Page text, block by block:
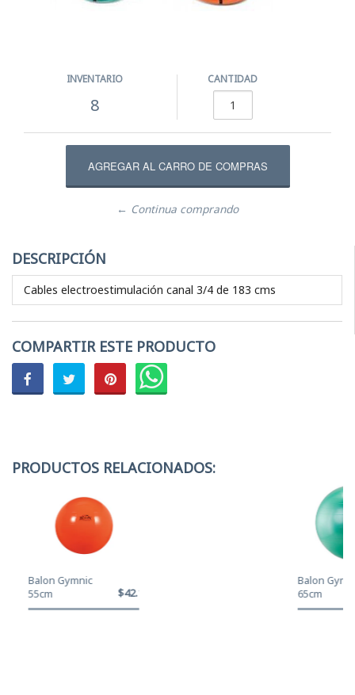
INVENTARIO
8
CANTIDAD
← Continua comprando
DESCRIPCIÓN
Cables electroestimulación canal 3/4 de 183 cms
COMPARTIR ESTE PRODUCTO
PRODUCTOS RELACIONADOS:
Balon Gymnic
55cm
$42.120
Balon
65cm